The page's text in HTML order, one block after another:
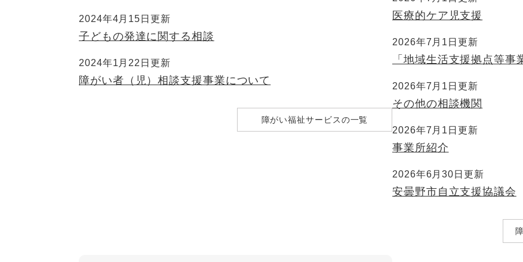
2024年4月15日更新
子どもの発達に関する相談
2024年1月22日更新
障がい者（児）相談支援事業について
障がい福祉サービスの一覧
医療的ケア児支援
2026年7月1日更新
「地域生活支援拠点等事
2026年7月1日更新
その他の相談機関
2026年7月1日更新
事業所紹介
2026年6月30日更新
安曇野市自立支援協議会